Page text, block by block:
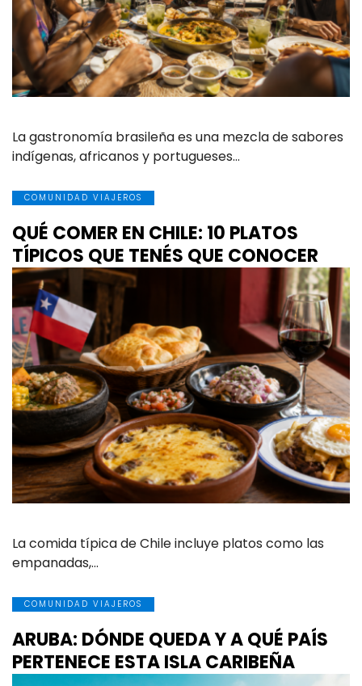
La gastronomía brasileña es una mezcla de sabores
indígenas, africanos y portugueses…
COMUNIDAD VIAJEROS
QUÉ COMER EN CHILE: 10 PLATOS
TÍPICOS QUE TENÉS QUE CONOCER
La comida típica de Chile incluye platos como las
empanadas,…
COMUNIDAD VIAJEROS
ARUBA: DÓNDE QUEDA Y A QUÉ PAÍS
PERTENECE ESTA ISLA CARIBEÑA